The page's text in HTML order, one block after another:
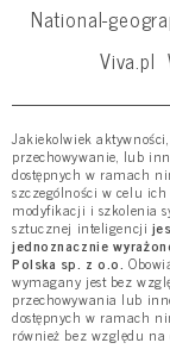
National-
Viva.pl
Jakiekolwiek
przechowywanie, lub
dostępnych w ramach
szczególności w celu
modyfikacji i szkolenia
sztucznej inteligencji
jednoznacznie
Polska sp. z o.o.
wymagany jest bez
przechowywania lub
dostępnych w ramach
również bez względu